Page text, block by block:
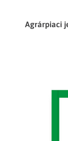
Agrárpiaci